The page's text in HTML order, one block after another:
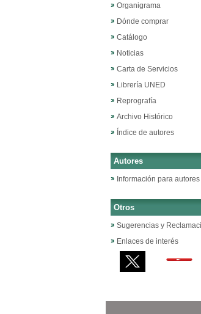
Organigrama
Dónde comprar
Catálogo
Noticias
Carta de Servicios
Librería UNED
Reprografía
Archivo Histórico
Índice de autores
Autores
Información para autores
Otros
Sugerencias y
Enlaces de interés